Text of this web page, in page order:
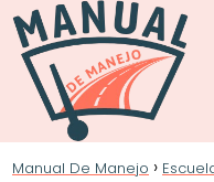
Manual De Manejo